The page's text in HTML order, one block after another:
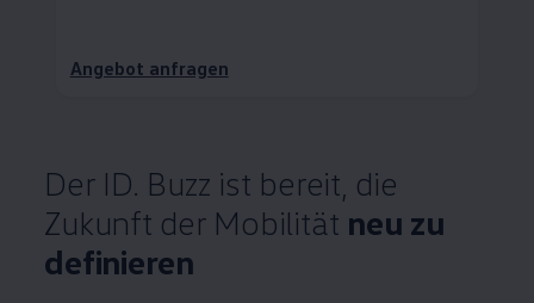
Angebot anfragen
Der ID. Buzz ist bereit, die
Zukunft der Mobilität neu zu
definieren